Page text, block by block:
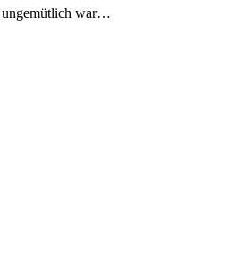
ungemütlich war…